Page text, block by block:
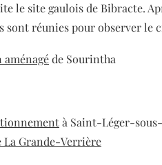
le site gaulois de Bibracte.
sont réunies pour observer le
de Sourintha
à Saint-Léger-
La Grande-Verrière